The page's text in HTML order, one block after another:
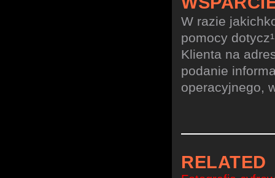
W razie
pomocy
Klienta na
podanie
operacyjnego,
RELATED